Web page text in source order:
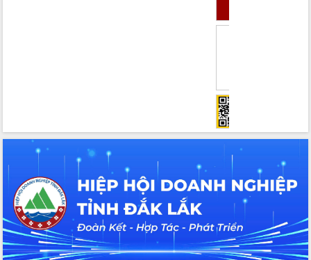
Phó Chủ tịch UBND tỉnh Đắk Lắk
Trương Công Thái kiểm tra thực địa
Dự án cao tốc Khánh Hòa - Buôn Ma
Thuột
Định vị cà phê Việt Nam như một “di
sản sống” trong dòng chảy toàn cầu
Xây dựng nông thôn mới: Nâng cao đời
sống người dân từ những mô hình thiết
thực